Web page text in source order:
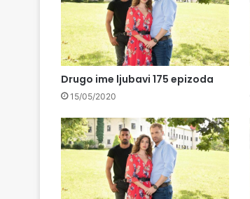
Drugo ime ljubavi 175 epizoda
15/05/2020